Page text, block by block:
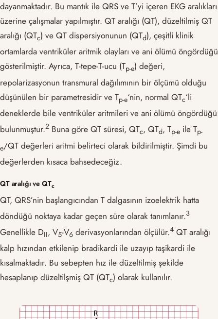
dayanmaktadır. Bu mantık ile QRS ve T’yi içeren EKG aralıkları
üzerine çalışmalar yapılmıştır. QT aralığı (QT), düzeltilmiş QT
aralığı (QTc) ve QT dispersiyonunun (QTd), çeşitli klinik
ortamlarda ventriküler aritmik olayları ve ani ölümü öngördüğü
gösterilmiştir. Ayrıca, T-tepe-T-ucu (Tp-e) değeri,
repolarizasyonun transmural dağılımının bir ölçümü olduğu
düşünülen bir parametresidir ve Tp-e‘nin, normal QTc‘li
deneklerde bile ventriküler aritmileri ve ani ölümü öngördüğü
bulunmuştur.​2​ Buna göre QT süresi, QTc, QTd, Tp-e ile Tp-
e/QT değerleri aritmi belirteci olarak bildirilmiştir. Şimdi bu
değerlerden kısaca bahsedeceğiz.
QT aralığı ve QTc
QT, QRS’nin başlangıcından T dalgasının izoelektrik hatta
döndüğü noktaya kadar geçen süre olarak tanımlanır.​3​
Genellikle DII, V5-V6 derivasyonlarından ölçülür.​4​ QT aralığı
kalp hızından etkilenip bradikardi ile uzayıp taşikardi ile
kısalmaktadır. Bu sebepten hız ile düzeltilmiş şekilde
hesaplanıp düzeltilşmiş QT (QTc) olarak kullanılır.